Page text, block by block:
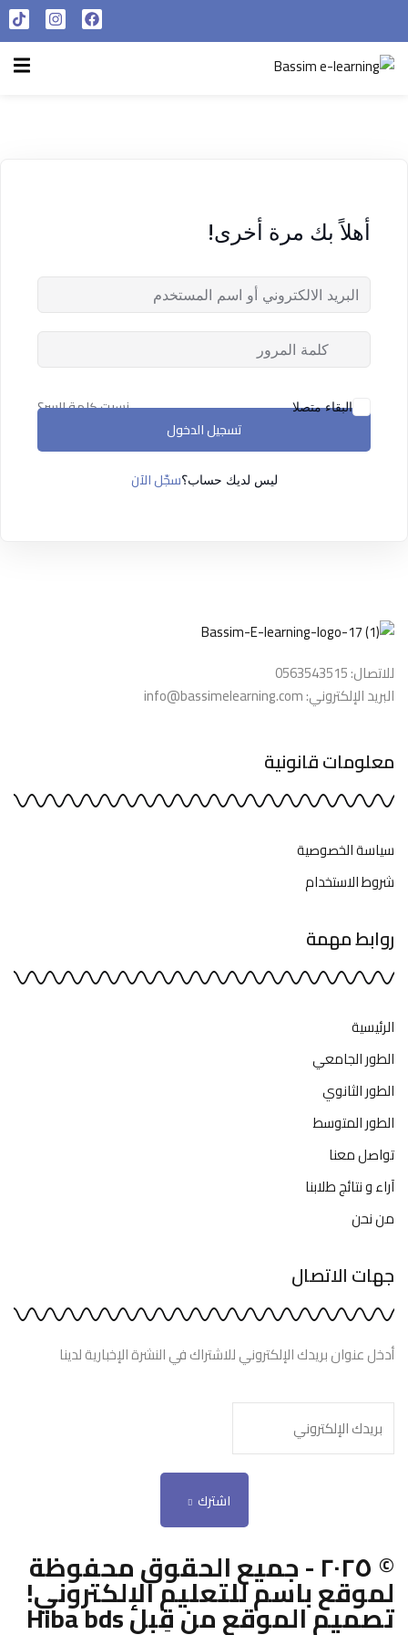
من نحن
أهلاً بك مرة أخرى!
البقاء متصلا
نسيت كلمة السر؟
تسجيل الدخول
ليس لديك حساب؟سجّل الآن
للاتصال: 0563543515
البريد الإلكتروني: info@bassimelearning.com
معلومات قانونية
سياسة الخصوصية
شروط الاستخدام
روابط مهمة
الرئيسية
الطور الجامعي
الطور الثانوي
الطور المتوسط
تواصل معنا
آراء و نتائج طلابنا
من نحن
جهات الاتصال
أدخل عنوان بريدك الإلكتروني للاشتراك في النشرة الإخبارية لدينا
اشترك
© ٢٠٢٥ - جميع الحقوق محفوظة
لموقع باسم للتعليم الإلكتروني!
تصميم الموقع من قِبل Hiba bds
تسجيل الدخول التسجيل الآن
تذكر لي فقدت كلمة المرور الخاصة بك ؟
التسجيل الآن
ليس لديك حساب ؟تسجيل الدخول